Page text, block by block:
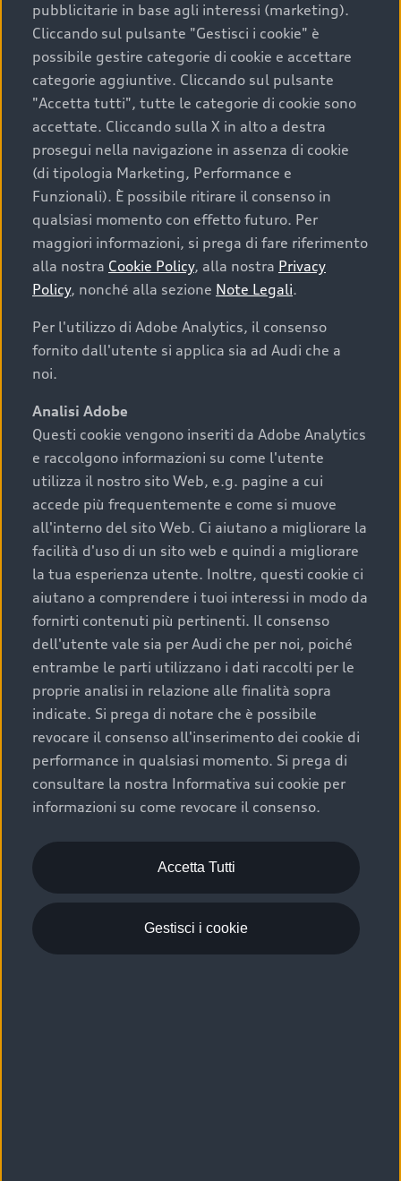
Scegliere un’auto usata è una decisione che coniuga
convenienza, affidabilità e sostenibilità. Per fare un
acquisto sicuro, è essenziale considerare aspetti
determinanti come la garanzia inclusa e l’affidabilità del
marchio. Audi offre l’auto usata perfetta tramite Audi
Prima Scelta :plus
Cosa sapere prima di
acquistare la tua prossima
auto
I requisiti fondamentali da considerare prima di
acquistare un’auto usata, oltre al prezzo e all'aspetto,
chilometraggio: un valore contenuto corrisponde a
uno stato migliore del veicolo e a una maggiore
durata nel tempo;
cronologia dei tagliandi: una documentazione
completa della vettura certifica una manutenzione
costante e accurata;
condizioni della carrozzeria e degli interni: una
buona conservazione evidenzia cura e attenzione del
precedente proprietario;
efficienza meccanica: motore, trasmissione e
componenti principali in ottimo stato garantiscono
prestazioni affidabili e sicure.
Acquistare un’auto usata in una Concessionaria ufficiale
Audi che offre l’usato garantito tramite Audi Prima
Scelta :plus, significa affidarsi ad un prodotto che viene
sottoposto a 110 controlli approfonditi e coperto da
garanzia fino a 4 anni per una maggiore tutela del tuo
acquisto.
pubblicitarie in base agli interessi (marketing).
Cliccando sul pulsante "Gestisci i cookie" è
possibile gestire categorie di cookie e accettare
categorie aggiuntive. Cliccando sul pulsante
"Accetta tutti", tutte le categorie di cookie sono
accettate. Cliccando sulla X in alto a destra
prosegui nella navigazione in assenza di cookie
(di tipologia Marketing, Performance e
Funzionali). È possibile ritirare il consenso in
qualsiasi momento con effetto futuro. Per
maggiori informazioni, si prega di fare riferimento
alla nostra Cookie Policy, alla nostra Privacy
Policy, nonché alla sezione Note Legali.
Per l'utilizzo di Adobe Analytics, il consenso
fornito dall'utente si applica sia ad Audi che a
noi.
Analisi Adobe
Questi cookie vengono inseriti da Adobe Analytics
e raccolgono informazioni su come l'utente
utilizza il nostro sito Web, e.g. pagine a cui
accede più frequentemente e come si muove
all'interno del sito Web. Ci aiutano a migliorare la
facilità d'uso di un sito web e quindi a migliorare
la tua esperienza utente. Inoltre, questi cookie ci
aiutano a comprendere i tuoi interessi in modo da
fornirti contenuti più pertinenti. Il consenso
dell'utente vale sia per Audi che per noi, poiché
entrambe le parti utilizzano i dati raccolti per le
proprie analisi in relazione alle finalità sopra
indicate. Si prega di notare che è possibile
revocare il consenso all'inserimento dei cookie di
performance in qualsiasi momento. Si prega di
consultare la nostra Informativa sui cookie per
informazioni su come revocare il consenso.
Accetta Tutti
Gestisci i cookie